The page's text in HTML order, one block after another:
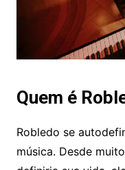
Quem é
Robledo se
música. Desde